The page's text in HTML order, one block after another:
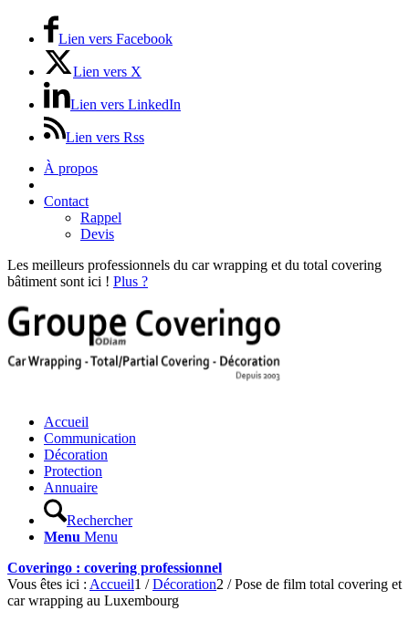
Lien vers Facebook
Lien vers X
Lien vers LinkedIn
Lien vers Rss
À propos
Contact
Rappel
Devis
Les meilleurs professionnels du car wrapping et du total covering
bâtiment sont ici ! Plus ?
Accueil
Communication
Décoration
Protection
Annuaire
Rechercher
Menu Menu
Coveringo : covering professionnel
Vous êtes ici : Accueil1 / Décoration2 / Pose de film total covering et
car wrapping au Luxembourg